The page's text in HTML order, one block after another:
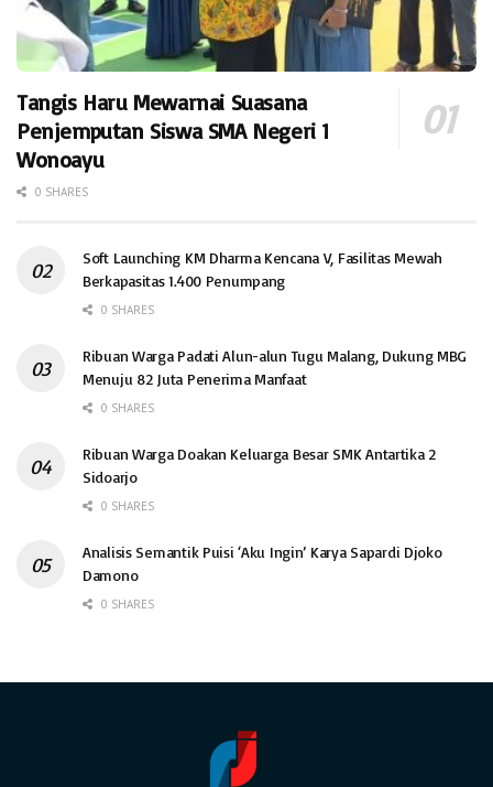
Tangis Haru Mewarnai Suasana
Penjemputan Siswa SMA Negeri 1
Wonoayu
0 SHARES
Soft Launching KM Dharma Kencana V, Fasilitas Mewah
Berkapasitas 1.400 Penumpang
0 SHARES
Ribuan Warga Padati Alun-alun Tugu Malang, Dukung MBG
Menuju 82 Juta Penerima Manfaat
0 SHARES
Ribuan Warga Doakan Keluarga Besar SMK Antartika 2
Sidoarjo
0 SHARES
Analisis Semantik Puisi ‘Aku Ingin’ Karya Sapardi Djoko
Damono
0 SHARES